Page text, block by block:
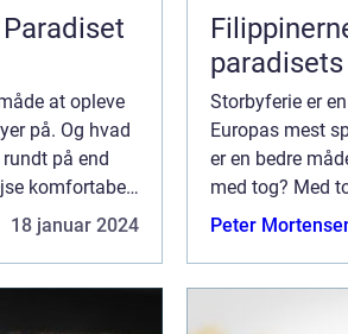
at opleve
på. Og hvad
på end
komfortabelt
18 januar 2024
Storbyferie er
Europas mest
er en bedre
med tog? Med
og hurtigt til
Peter